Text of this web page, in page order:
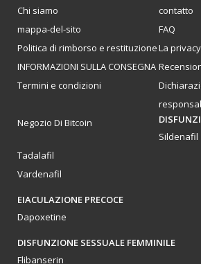
Chi siamo
contatto
mappa-del-sito
FAQ
Politica di rimborso e restituzioneLa privacy
INFORMAZIONI SULLA CONSEGNA
Termini e condizioni
Negozio Di Bitcoin
Sildenafil
Tadalafil
Vardenafil
EIACULAZIONE PRECOCE
Dapoxetine
DISFUNZIONE SESSUALE FEMMINILE
Flibanserin